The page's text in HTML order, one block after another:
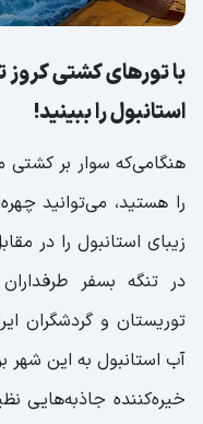
با تورهای کشتی
استانبول را ببینید!
هنگامی‌که سوار بر کشتی
را هستید، می‌توانید
زیبای استانبول را در
در تنگه بسفر
توریستان و گردشگران
آب استانبول به این شهر
خیره‌کننده جاذبه‌هایی